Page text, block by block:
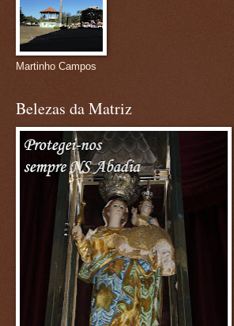
Martinho Campos
Belezas da Matriz